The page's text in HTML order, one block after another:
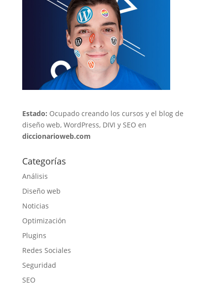
Estado: Ocupado creando los cursos y el blog de
diseño web, WordPress, DIVI y SEO en
diccionarioweb.com
Categorías
Análisis
Diseño web
Noticias
Optimización
Plugins
Redes Sociales
Seguridad
SEO